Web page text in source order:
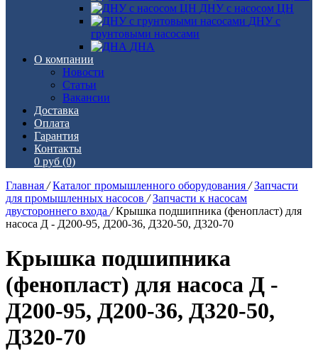
ДНУ с насосом ЦН
ДНУ с
грунтовыми насосами
ДНА
О компании
Новости
Статьи
Вакансии
Доставка
Оплата
Гарантия
Контакты
0 руб (0)
Главная / Каталог промышленного оборудования / Запчасти
для промышленных насосов / Запчасти к насосам
двустороннего входа / Крышка подшипника (фенопласт) для
насоса Д - Д200-95, Д200-36, Д320-50, Д320-70
Крышка подшипника
(фенопласт) для насоса Д -
Д200-95, Д200-36, Д320-50,
Д320-70